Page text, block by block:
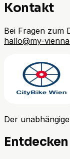
Kontakt
Bei Fragen zum
hallo@my-
Der
Entdecken